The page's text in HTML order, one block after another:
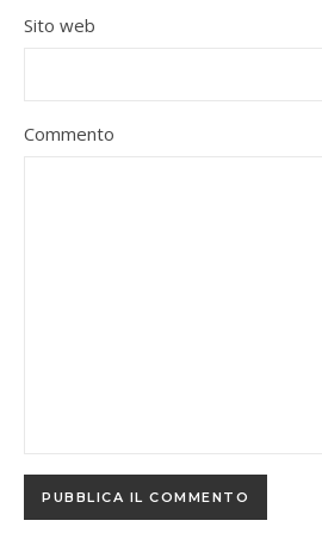
Sito web
Commento